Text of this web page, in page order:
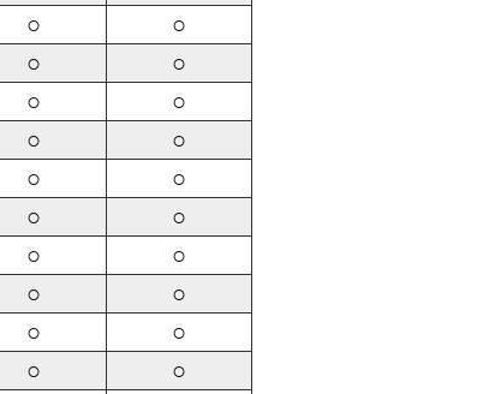
○ ○
○ ○
○ ○
○ ○
○ ○
○ ○
○ ○
○ ○
○ ○
○ ○